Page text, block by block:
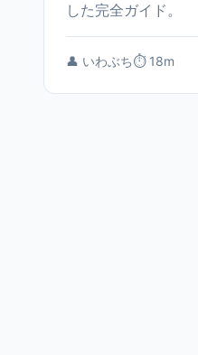
した完全ガイド。
👤 いわぶち⏱️ 18m